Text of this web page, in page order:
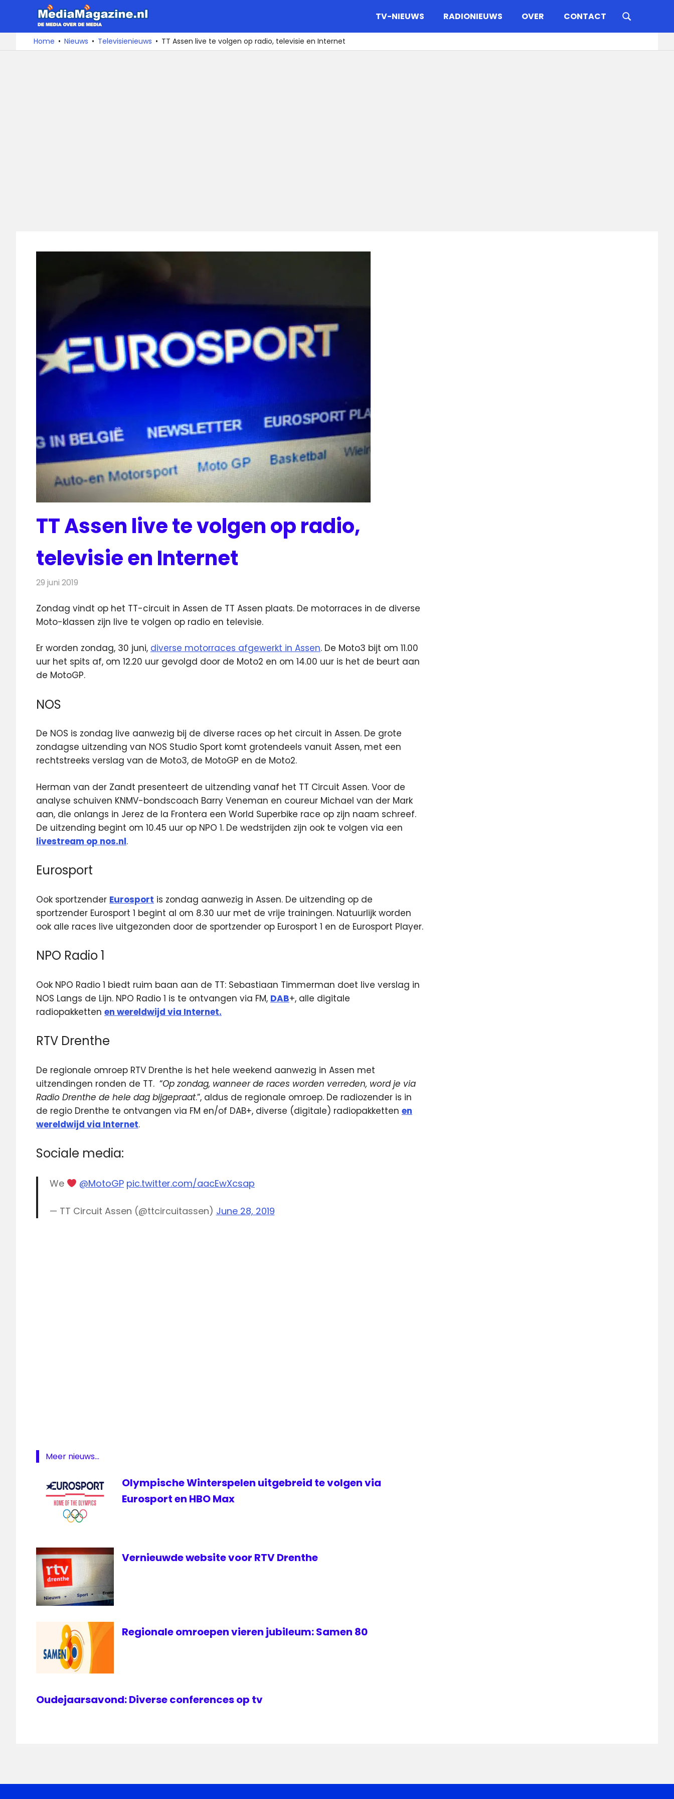
naar
De
media
over
TV-NIEUWS RADIONIEUWS OVER CONTACT
Home Nieuws Televisienieuws TT Assen live te volgen op radio, televisie en Internet
TT Assen live te volgen op radio,
televisie en Internet
29 juni 2019
Zondag vindt op het TT-circuit in Assen de TT Assen plaats. De motorraces in de diverse
Moto-klassen zijn live te volgen op radio en televisie.
Er worden zondag, 30 juni, diverse motorraces afgewerkt in Assen. De Moto3 bijt om 11.00
uur het spits af, om 12.20 uur gevolgd door de Moto2 en om 14.00 uur is het de beurt aan
de MotoGP.
NOS
De NOS is zondag live aanwezig bij de diverse races op het circuit in Assen. De grote
zondagse uitzending van NOS Studio Sport komt grotendeels vanuit Assen, met een
rechtstreeks verslag van de Moto3, de MotoGP en de Moto2.
Herman van der Zandt presenteert de uitzending vanaf het TT Circuit Assen. Voor de
analyse schuiven KNMV-bondscoach Barry Veneman en coureur Michael van der Mark
aan, die onlangs in Jerez de la Frontera een World Superbike race op zijn naam schreef.
De uitzending begint om 10.45 uur op NPO 1. De wedstrijden zijn ook te volgen via een
livestream op nos.nl.
Eurosport
Ook sportzender Eurosport is zondag aanwezig in Assen. De uitzending op de
sportzender Eurosport 1 begint al om 8.30 uur met de vrije trainingen. Natuurlijk worden
ook alle races live uitgezonden door de sportzender op Eurosport 1 en de Eurosport Player.
NPO Radio 1
Ook NPO Radio 1 biedt ruim baan aan de TT: Sebastiaan Timmerman doet live verslag in
NOS Langs de Lijn. NPO Radio 1 is te ontvangen via FM, DAB+, alle digitale
radiopakketten en wereldwijd via Internet.
RTV Drenthe
De regionale omroep RTV Drenthe is het hele weekend aanwezig in Assen met
uitzendingen ronden de TT. “Op zondag, wanneer de races worden verreden, word je via
Radio Drenthe de hele dag bijgepraat.”, aldus de regionale omroep. De radiozender is in
de regio Drenthe te ontvangen via FM en/of DAB+, diverse (digitale) radiopakketten en
wereldwijd via Internet.
Sociale media:
We @MotoGP pic.twitter.com/aacEwXcsap
— TT Circuit Assen (@ttcircuitassen) June 28, 2019
Assen
live
Meer nieuws...
Olympische Winterspelen uitgebreid te volgen via
Eurosport en HBO Max
Vernieuwde website voor RTV Drenthe
Regionale omroepen vieren jubileum: Samen 80
Oudejaarsavond: Diverse conferences op tv